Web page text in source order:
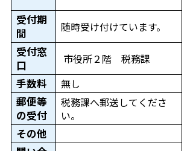
受付期
間
随時受け付けています。
受付窓
口
市役所２階 税務課
手数料
無し
郵便等
の受付
税務課へ郵送してくださ
い。
その他